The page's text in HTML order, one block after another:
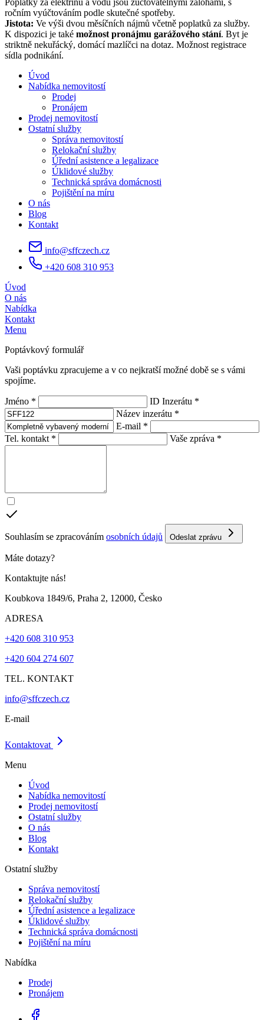
Poplatky za elektřinu a vodu jsou zúčtovatelnými zálohami, s
ročním vyúčtováním podle skutečné spotřeby.
Jistota: Ve výši dvou měsíčních nájmů včetně poplatků za služby.
K dispozici je také možnost pronájmu garážového stání. Byt je
striktně nekuřácký, domácí mazlíčci na dotaz. Možnost registrace
sídla podnikání.
Úvod
Nabídka nemovitostí
Prodej
Pronájem
Prodej nemovitostí
Ostatní služby
Správa nemovitostí
Relokační služby
Úřední asistence a legalizace
Úklidové služby
Technická správa domácnosti
Pojištění na míru
O nás
Blog
Kontakt
info@sffczech.cz
+420 608 310 953
Úvod
O nás
Nabídka
Kontakt
Menu
Poptávkový formulář
Vaši poptávku zpracujeme a v co nejkratší možné době se s vámi
spojíme.
Jméno *
ID Inzerátu *
Název inzerátu *
E-mail *
Tel. kontakt *
Vaše zpráva *
Souhlasím se zpracováním osobních údajů Odeslat zprávu
Máte dotazy?
Kontaktujte nás!
Koubkova 1849/6, Praha 2, 12000, Česko
ADRESA
+420 608 310 953
+420 604 274 607
TEL. KONTAKT
info@sffczech.cz
E-mail
Kontaktovat
Menu
Úvod
Nabídka nemovitostí
Prodej nemovitostí
Ostatní služby
O nás
Blog
Kontakt
Ostatní služby
Správa nemovitostí
Relokační služby
Úřední asistence a legalizace
Úklidové služby
Technická správa domácnosti
Pojištění na míru
Nabídka
Prodej
Pronájem